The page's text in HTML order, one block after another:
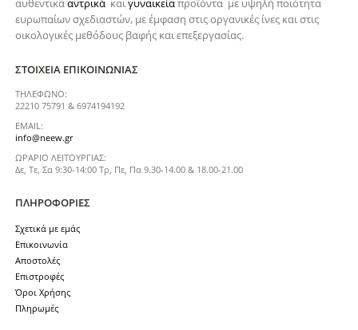
αυθεντικάαντρικά καιγυναικείαπροϊόντα με υψηλή ποιότητα
ευρωπαίων σχεδιαστών, με έμφαση στις οργανικές ίνες και στις
οικολογικές μεθόδους βαφής και επεξεργασίας.
ΣΤΟΙΧΕΊΑ ΕΠΙΚΟΙΝΩΝΊΑΣ
ΤΗΛΈΦΩΝΟ:
22210 75791 & 6974194192
EMAIL:
info@neew.gr
ΩΡΆΡΙΟ ΛΕΙΤΟΥΡΓΊΑΣ:
Δε, Τε, Σα 9:30-14:00 Τρ, Πε, Πα 9.30-14.00 & 18.00-21.00
ΠΛΗΡΟΦΟΡΊΕΣ
Σχετικά με εμάς
Επικοινωνία
Αποστολές
Επιστροφές
Όροι Χρήσης
Πληρωμές